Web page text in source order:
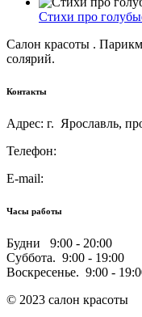
Стихи про
Салон красоты .
солярий.
Контакты
Адрес: г. Ярославль,
Телефон:
E-mail:
Часы работы
Будни 9:00 - 20:00
Суббота. 9:00 - 19:00
Воскресенье. 9:00 -
© 2023 салон красоты